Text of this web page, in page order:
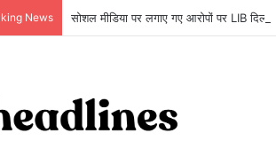
News सोशल मीडिया पर लगाए गए आरोपों पर LIB